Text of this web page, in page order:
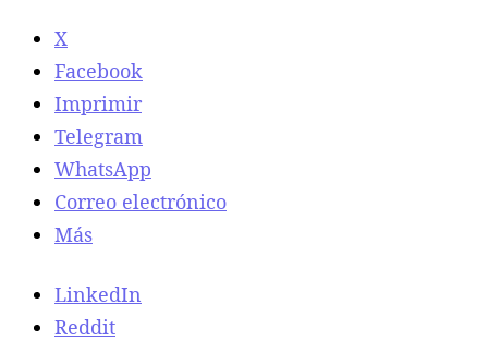
X
Facebook
Imprimir
Telegram
WhatsApp
Correo electrónico
Más
LinkedIn
Reddit